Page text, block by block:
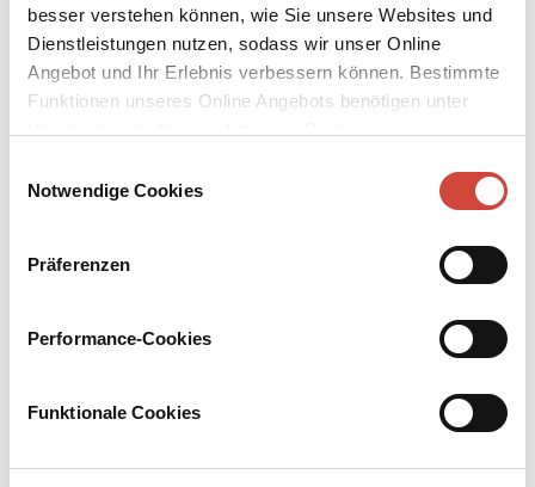
besser verstehen können, wie Sie unsere Websites und
Dienstleistungen nutzen, sodass wir unser Online
Angebot und Ihr Erlebnis verbessern können. Bestimmte
Funktionen unseres Online Angebots benötigen unter
Notwendige Cookies
Präferenzen
Performance-Cookies
Funktionale Cookies
Carol or The Price of Salt
Original Title:The Price of Salt
a love perceived as happiness rather than a wicked delusion. Never
wake of a personal encounter, write such sensuous, poetic and
erotic prose.